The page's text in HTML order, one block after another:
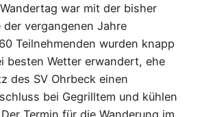
war mit der bisher
vergangenen Jahre
Teilnehmenden wurden knapp
besten Wetter erwandert, ehe
des SV Ohrbeck einen
bei Gegrilltem und kühlen
Termin für die Wanderung im